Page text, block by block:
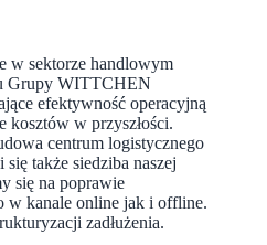
w sektorze handlowym
Grupy WITTCHEN
efektywność operacyjną
kosztów w przyszłości.
centrum logistycznego
także siedziba naszej
się na poprawie
w kanale online jak i offline.
zadłużenia.